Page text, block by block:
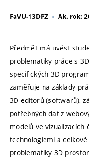
FaVU-13DPZ Ak. rok:
Předmět má uvést
problematiky práce s
specifických 3D
zaměřuje na základy
3D editorů (softwarů),
potřebných dat z
modelů ve
technologiemi a
problematiky 3D